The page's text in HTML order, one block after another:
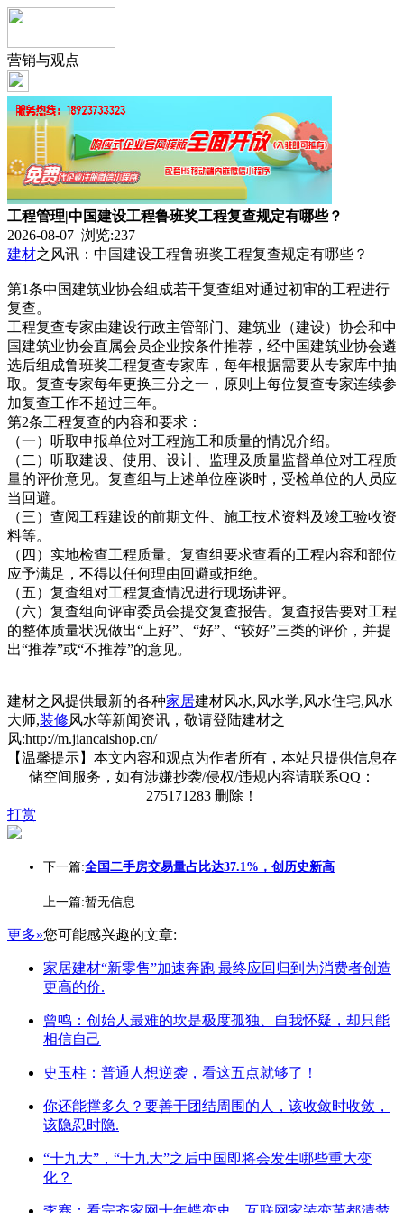
营销与观点
工程管理|中国建设工程鲁班奖工程复查规定有哪些？
2026-08-07 浏览:237
建材之风讯：中国建设工程鲁班奖工程复查规定有哪些？
第1条中国建筑业协会组成若干复查组对通过初审的工程进行
复查。
工程复查专家由建设行政主管部门、建筑业（建设）协会和中
国建筑业协会直属会员企业按条件推荐，经中国建筑业协会遴
选后组成鲁班奖工程复查专家库，每年根据需要从专家库中抽
取。复查专家每年更换三分之一，原则上每位复查专家连续参
加复查工作不超过三年。
第2条工程复查的内容和要求：
（一）听取申报单位对工程施工和质量的情况介绍。
（二）听取建设、使用、设计、监理及质量监督单位对工程质
量的评价意见。复查组与上述单位座谈时，受检单位的人员应
当回避。
（三）查阅工程建设的前期文件、施工技术资料及竣工验收资
料等。
（四）实地检查工程质量。复查组要求查看的工程内容和部位
应予满足，不得以任何理由回避或拒绝。
（五）复查组对工程复查情况进行现场讲评。
（六）复查组向评审委员会提交复查报告。复查报告要对工程
的整体质量状况做出“上好”、“好”、“较好”三类的评价，并提
出“推荐”或“不推荐”的意见。
建材之风提供最新的各种家居建材风水,风水学,风水住宅,风水
大师,装修风水等新闻资讯，敬请登陆建材之
风:http://m.jiancaishop.cn/
【温馨提示】本文内容和观点为作者所有，本站只提供信息存
储空间服务，如有涉嫌抄袭/侵权/违规内容请联系QQ：
275171283 删除！
打赏
下一篇:全国二手房交易量占比达37.1%，创历史新高
上一篇:暂无信息
更多»您可能感兴趣的文章:
家居建材“新零售”加速奔跑 最终应回归到为消费者创造
更高的价.
曾鸣：创始人最难的坎是极度孤独、自我怀疑，却只能
相信自己
史玉柱：普通人想逆袭，看这五点就够了！
你还能撑多久？要善于团结周围的人，该收敛时收敛，
该隐忍时隐.
“十九大”，“十九大”之后中国即将会发生哪些重大变
化？